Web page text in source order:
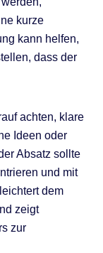
kurze
kann helfen,
dass der
achten, klare
Ideen oder
Absatz sollte
und mit
dem
zeigt
zur